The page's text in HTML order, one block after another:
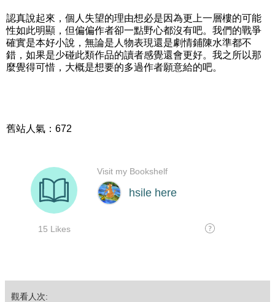
認真說起來，個人失望的理由想必是因為更上一層樓的可能
性如此明顯，但偏偏作者卻一點野心都沒有吧。我們的戰爭
確實是本好小說，無論是人物表現還是劇情鋪陳水準都不
錯，如果是少碰此類作品的讀者感覺還會更好。我之所以那
麼覺得可惜，大概是想要的多過作者願意給的吧。
舊站人氣：672
觀看人次: